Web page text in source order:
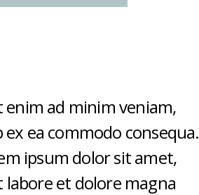
ad minim veniam,
ea commodo consequa.
ipsum dolor sit amet,
et dolore magna